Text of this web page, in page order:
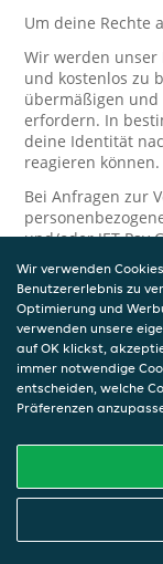
Um deine Rechte
Wir werden unser
und kostenlos zu
übermäßigen
erfordern. In
deine Identität
reagieren können.
Bei Anfragen zur
und/oder JET Pay
dir das JET Pay-
Arbeitgeber,
erforderlich, da
gewährt, eine
und den Schutz
Solltest du
die Verarbeitung
kontaktieren wir
Tipps oder
Sicherheit
Wir verwenden
Benutzererlebnis zu
Optimierung und
verwenden unsere
auf OK klickst,
immer notwendige
entscheiden, welche
Präferenzen